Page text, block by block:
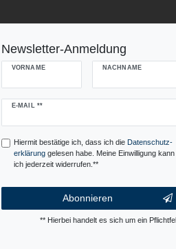
Newsletter-Anmeldung
VORNAME NACHNAME
E-MAIL **
Newsletter
Hiermit bestätige ich, dass ich die Daten­schutz­
erklärunggelesen habe. Meine Einwilligung kann
ich jederzeit widerrufen.**
Abonnieren
** Hierbei handelt es sich um ein